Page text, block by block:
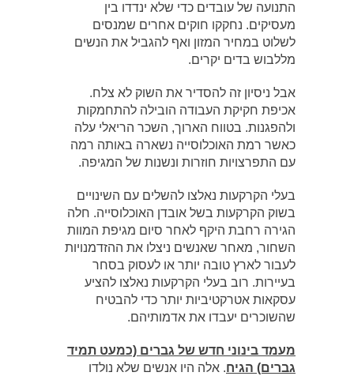
התנועה של עובדים כדי שלא ינדדו בין
מעסיקים. נחקקו חוקים אחרים שמנסים
לשלוט במחיר המזון ואף להגביל את הנשים
מללבוש בדים יקרים.
אבל ניסיון זה להסדיר את השוק לא צלח.
אכיפת חקיקת העבודה הובילה להתחמקות
ולהפגנות. בטווח הארוך, השכר הריאלי עלה
כאשר רמת האוכלוסייה נשארה באותה רמה
עם התפרצויות חוזרות ונשנות של המגיפה.
בעלי הקרקעות נאלצו להשלים עם השינויים
בשוק הקרקעות בשל אובדן האוכלוסייה. חלה
הגירה רחבת היקף לאחר סיום מגיפת המוות
השחור, מאחר שאנשים ניצלו את ההזדמנויות
לעבור לארץ טובה יותר או לעסוק בסחר
בעיירות. רוב בעלי הקרקעות נאלצו להציע
עסקאות אטרקטיביות יותר כדי להבטיח
שהשוכרים יעבדו את אדמותיהם.
מעמד בינוני חדש של גברים (כמעט תמיד
גברים) הגיח. אלה היו אנשים שלא נולדו